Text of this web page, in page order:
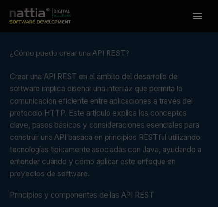
contenido
¿Cómo puedo crear una API REST?
Crear una API REST en el ámbito del desarrollo de
software implica diseñar una interfaz que permita la
comunicación eficiente entre aplicaciones a través del
protocolo HTTP. Este artículo explica los conceptos
clave, pasos básicos y consideraciones esenciales para
construir una API basada en principios RESTful utilizando
tecnologías típicamente asociadas con Java, ayudando a
entender cuándo y cómo aplicar este enfoque en
proyectos de software.
Principios y componentes de las API REST